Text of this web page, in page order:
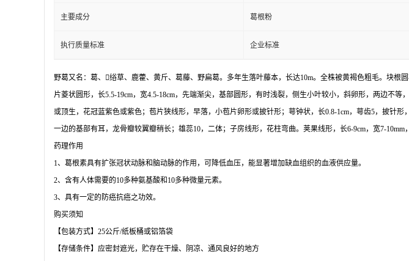
主要成分 葛根粉
执行质量标准 企业标准
野葛又名：葛、绤草、鹿藿、黄斤、葛藤、野扁葛。多年生落叶藤本，长达10m。全株被黄褐色粗毛。块
片菱状圆形，长5.5-19cm，宽4.5-18cm，先端渐尖，基部圆形，有时浅裂，侧生小叶较小，斜卵形，两边不
或顶生，花冠蓝紫色或紫色；苞片狭线形，早落，小苞片卵形或披针形；萼钟状，长0.8-1cm，萼齿5，披针
一边的基部有耳，龙骨瓣较翼瓣稍长；雄蕊10，二体；子房线形，花柱弯曲。荚果线形，长6-9cm，宽7-
药理作用
1、葛根素具有扩张冠状动脉和脑动脉的作用，可降低血压，能显著增加缺血组织的血液供应量。
2、含有人体需要的10多种氨基酸和10多种微量元素。
3、具有一定的防癌抗癌之功效。
购买须知
【包装方式】25公斤/纸板桶或铝箔袋
【存储条件】应密封遮光，贮存在干燥、阴凉、通风良好的地方